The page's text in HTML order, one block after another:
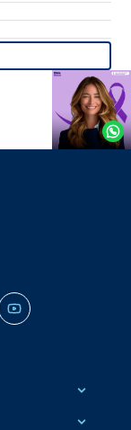
Agende
Whatsapp